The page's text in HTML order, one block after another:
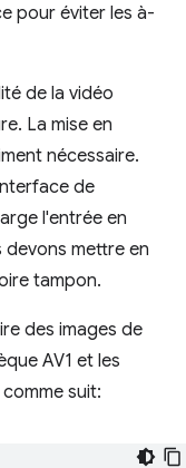
pour éviter les à-
de la vidéo
La mise en
nécessaire.
de
l'entrée en
devons mettre en
tampon.
des images de
AV1 et les
suit: